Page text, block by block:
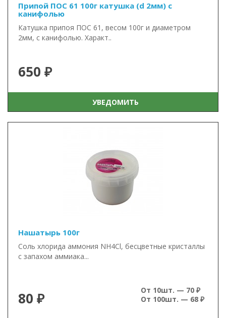
Припой ПОС 61 100г катушка (d 2мм) с
канифолью
Катушка припоя ПОС 61, весом 100г и диаметром
2мм, с канифолью. Характ..
650 ₽
УВЕДОМИТЬ
Нашатырь 100г
Соль хлорида аммония NH4Cl, бесцветные кристаллы
с запахом аммиака...
80 ₽
От 10шт. — 70 ₽
От 100шт. — 68 ₽